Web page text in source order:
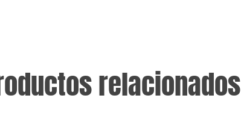
relacionados